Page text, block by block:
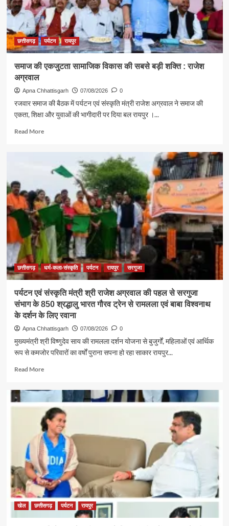
स्वदेशी
अपनाने
का
संदेश
छत्तीसगढ़ पर्यटन रायपुर
समाज की एकजुटता सामाजिक विकास की सबसे बड़ी शक्ति : राजेश
अग्रवाल
Apna Chhattisgarh 07/08/2026 0
रजवार समाज की बैठक में पर्यटन एवं संस्कृति मंत्री राजेश अग्रवाल ने समाज की
एकता, शिक्षा और युवाओं की भागीदारी पर दिया बल रायपुर ।...
Read MoreRead
एकजुटता
सामाजिक
विकास
की
बड़ी
शक्ति
राजेश
अग्रवाल
छत्तीसगढ़ धर्म-कला-संस्कृति पर्यटन रायपुर सरगुजा
पर्यटन एवं संस्कृति मंत्री श्री राजेश अग्रवाल की पहल से सरगुजा
संभाग के 850 श्रद्धालु भारत गौरव ट्रेन से रामलला एवं बाबा विश्वनाथ
के दर्शन के लिए रवाना
Apna Chhattisgarh 07/08/2026 0
मुख्यमंत्री श्री विष्णुदेव साय की रामलला दर्शन योजना से बुजुर्गों, महिलाओं एवं आर्थिक
रूप से कमजोर परिवारों का वर्षों पुराना सपना हो रहा साकार रायपुर...
Read MoreRead
पर्यटन
एवं
संस्कृति
मंत्री
श्री
राजेश
अग्रवाल
की
पहल
से
सरगुजा
संभाग
खेल छत्तीसगढ़ पर्यटन रायपुर